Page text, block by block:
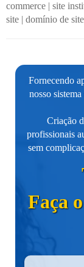
commerce | site
site | domínio de site
Fornecendo
nosso
Criação
profissionais
sem
Faça